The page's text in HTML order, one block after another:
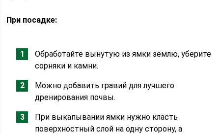
При посадке:
Обработайте вынутую из ямки землю, уберите
сорняки и камни.
Можно добавить гравий для лучшего
дренирования почвы.
При выкапывании ямки нужно класть
поверхностный слой на одну сторону, а